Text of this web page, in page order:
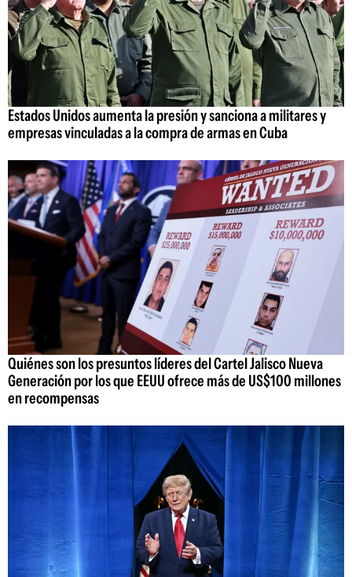
Estados Unidos aumenta la presión y sanciona a militares y
empresas vinculadas a la compra de armas en Cuba
Quiénes son los presuntos líderes del Cartel Jalisco Nueva
Generación por los que EEUU ofrece más de US$100 millones
en recompensas